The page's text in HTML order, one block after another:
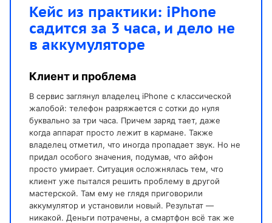
Кейс из практики: iPhone
садится за 3 часа, и дело не
в аккумуляторе
Клиент и проблема
В сервис заглянул владелец iPhone с классической
жалобой: телефон разряжается с сотки до нуля
буквально за три часа. Причем заряд тает, даже
когда аппарат просто лежит в кармане. Также
владелец отметил, что иногда пропадает звук. Но не
придал особого значения, подумав, что айфон
просто умирает. Ситуация осложнялась тем, что
клиент уже пытался решить проблему в другой
мастерской. Там ему не глядя приговорили
аккумулятор и установили новый. Результат —
никакой. Деньги потрачены, а смартфон всё так же